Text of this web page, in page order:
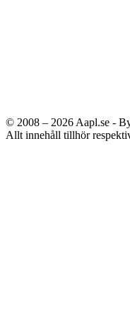
© 2008 – 2026 Aapl.se -
Allt innehåll tillhör